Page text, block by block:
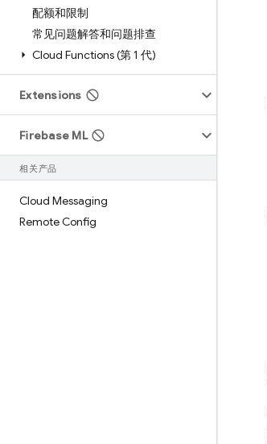
配额和限制
常见问题解答和问题排查
Cloud Functions (第 1 代)
Extensions
Firebase ML
相关产品
Cloud Messaging
Remote Config